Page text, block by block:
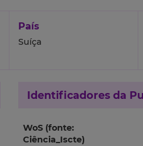
País
Suíça
Identificadores da
WoS (fonte:
Ciência_Iscte)